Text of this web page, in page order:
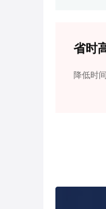
省时
降低时